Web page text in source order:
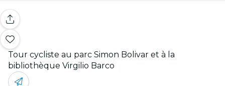
Tour cycliste au parc Simon Bolivar et à la
bibliothèque Virgilio Barco